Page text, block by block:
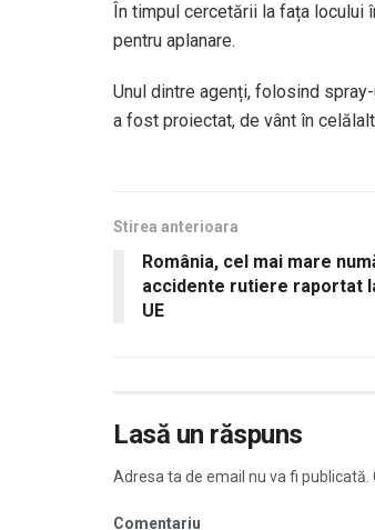
În timpul cercetării la fața locului
pentru aplanare.
Unul dintre agenți, folosind
a fost proiectat, de vânt în
Stirea anterioara
România, cel mai mare
accidente rutiere raportat
UE
Lasă un răspuns
Adresa ta de email nu va fi publicată.
Comentariu